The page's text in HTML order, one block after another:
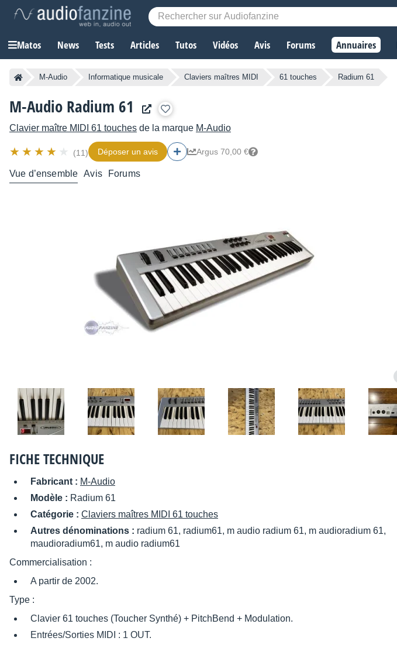
Matos News Tests Articles Tutos Vidéos Avis Forums Annuaires
M-Audio Informatique musicale Claviers maîtres MIDI 61 touches Radium 61
M-Audio Radium 61
Clavier maître MIDI 61 touches de la marque M-Audio
(11) Déposer un avis Argus 70,00 €
Vue d’ensemble Avis Forums
FICHE TECHNIQUE
Fabricant : M-Audio
Modèle : Radium 61
Catégorie : Claviers maîtres MIDI 61 touches
Autres dénominations : radium 61, radium61, m audio radium 61, m audioradium 61,
maudioradium61, m audio radium61
Commercialisation :
A partir de 2002.
Type :
Clavier 61 touches (Toucher Synthé) + PitchBend + Modulation.
Entrées/Sorties MIDI : 1 OUT.